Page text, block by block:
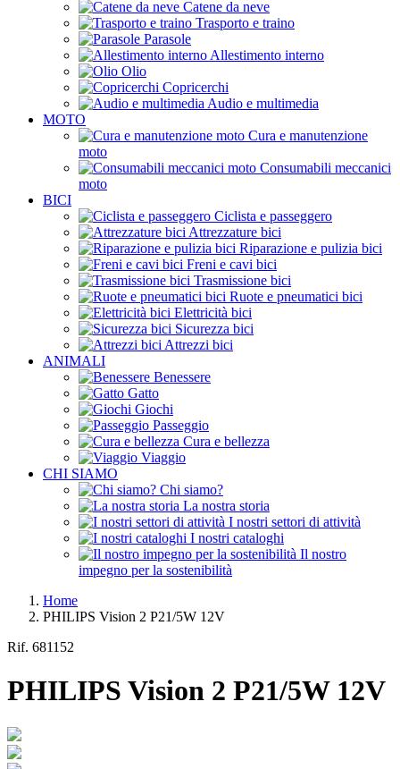
Catene da neve
Trasporto e traino
Parasole
Allestimento interno
Olio
Copricerchi
Audio e multimedia
MOTO
Cura e manutenzione
moto
Consumabili meccanici
moto
BICI
Ciclista e passeggero
Attrezzature bici
Riparazione e pulizia bici
Freni e cavi bici
Trasmissione bici
Ruote e pneumatici bici
Elettricità bici
Sicurezza bici
Attrezzi bici
ANIMALI
Benessere
Gatto
Giochi
Passeggio
Cura e bellezza
Viaggio
CHI SIAMO
Chi siamo?
La nostra storia
I nostri settori di attività
I nostri cataloghi
Il nostro
impegno per la sostenibilità
Home
PHILIPS Vision 2 P21/5W 12V
Rif. 681152
PHILIPS Vision 2 P21/5W 12V